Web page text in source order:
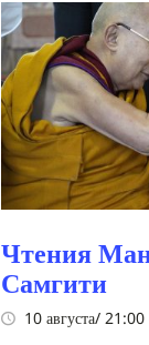
Чтения
Самгити
10 августа/ 21:00